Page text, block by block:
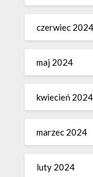
czerwiec 2024
maj 2024
kwiecień 2024
marzec 2024
luty 2024